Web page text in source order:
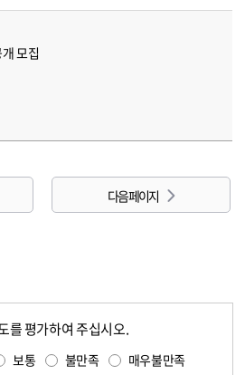
모집
다음 페이지
를 평가하여 주십시오.
보통 불만족 매우불만족